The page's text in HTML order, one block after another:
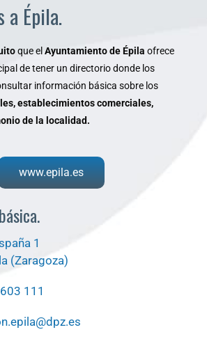
a Épila.
que el Ayuntamiento de Épila ofrece
de tener un directorio donde los
información básica sobre los
establecimientos comerciales,
de la localidad.
www.epila.es
1
(Zaragoza)
111